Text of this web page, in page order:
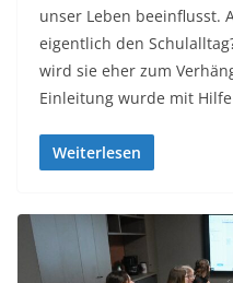
unser Leben beeinflusst.
eigentlich den
wird sie eher zum
Einleitung wurde mit
Weiterlesen